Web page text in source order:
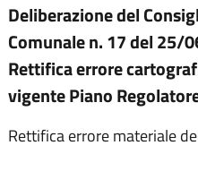
Deliberazione del
Comunale n. 17 del 25/
Rettifica errore
vigente Piano
Rettifica errore materiale